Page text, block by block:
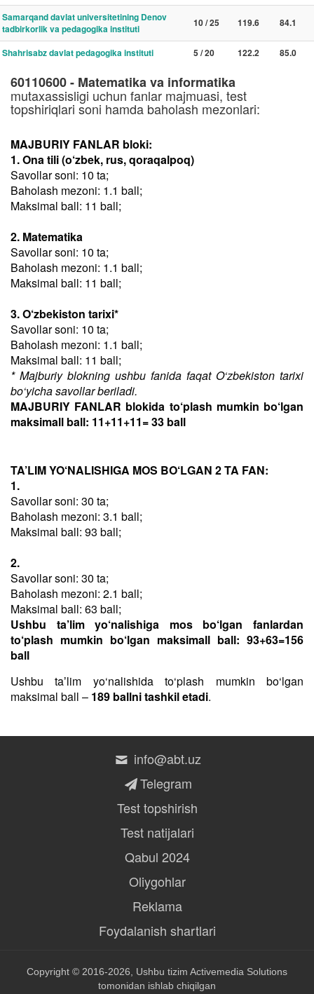
Samarqand davlat universitetining Denov
tadbirkorlik va pedagogika instituti
10 / 25 119.6 84.1
Shahrisabz davlat pedagogika instituti 5 / 20 122.2 85.0
60110600 - Matematika va informatika
mutaxassisligi uchun fanlar majmuasi, test
topshiriqlari soni hamda baholash mezonlari:
MAJBURIY FANLAR bloki:
1. Ona tili (o‘zbek, rus, qoraqalpoq)
Savollar soni: 10 ta;
Baholash mezoni: 1.1 ball;
Maksimal ball: 11 ball;
2. Matematika
Savollar soni: 10 ta;
Baholash mezoni: 1.1 ball;
Maksimal ball: 11 ball;
3. O‘zbekiston tarixi*
Savollar soni: 10 ta;
Baholash mezoni: 1.1 ball;
Maksimal ball: 11 ball;
* Majburiy blokning ushbu fanida faqat O‘zbekiston tarixi
bo‘yicha savollar beriladi.
MAJBURIY FANLAR blokida to‘plash mumkin bo‘lgan
maksimall ball: 11+11+11= 33 ball
TA’LIM YO‘NALISHIGA MOS BO‘LGAN 2 TA FAN:
1.
Savollar soni: 30 ta;
Baholash mezoni: 3.1 ball;
Maksimal ball: 93 ball;
2.
Savollar soni: 30 ta;
Baholash mezoni: 2.1 ball;
Maksimal ball: 63 ball;
Ushbu ta’lim yo‘nalishiga mos bo‘lgan fanlardan
to‘plash mumkin bo‘lgan maksimall ball: 93+63=156
ball
Ushbu taʼlim yo‘nalishida to‘plash mumkin bo‘lgan
maksimal ball – 189 ballni tashkil etadi.
info@abt.uz
Telegram
Test topshirish
Test natijalari
Qabul 2024
Oliygohlar
Reklama
Foydalanish shartlari
Copyright © 2016-2026, Ushbu tizim Activemedia Solutions
tomonidan ishlab chiqilgan